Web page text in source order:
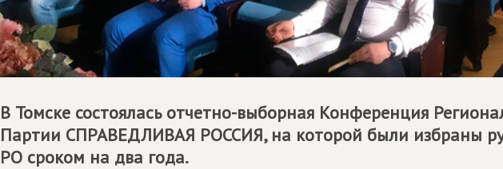
В Томске состоялась отчетно-выборная Конференция
Партии СПРАВЕДЛИВАЯ РОССИЯ, на которой были избраны
РО сроком на два года.